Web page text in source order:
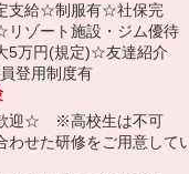
支給☆制服有☆社保完
ゾート施設・ジム優待
5万円(規定)☆友達紹介
登用制度有
迎☆ ※高校生は不可
わせた研修をご用意して